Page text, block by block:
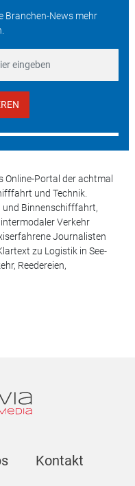
Branchen-News mehr
Portal der achtmal
und Technik.
Binnenschifffahrt,
Verkehr
Journalisten
zu Logistik in See-
Reedereien,
Kontakt